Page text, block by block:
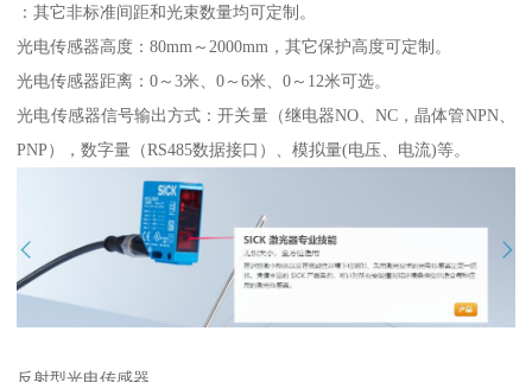
：其它非标准间距和光束数量均可定制。
光电传感器高度：80mm～2000mm，其它保护高度可定制。
光电传感器距离：0～3米、0～6米、0～12米可选。
光电传感器信号输出方式：开关量（继电器NO、NC，晶体管NPN、
PNP），数字量（RS485数据接口）、模拟量(电压、电流)等。
反射型光电传感器